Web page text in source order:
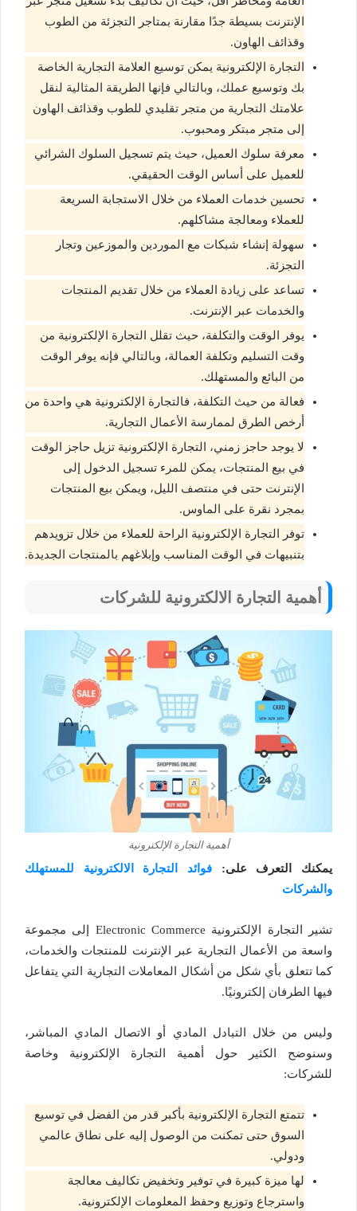
الإنترنت بسيطة جدًا مقارنة بمتاجر التجزئة من الطوب
وقذائف الهاون.
التجارة الإلكترونية يمكن توسيع العلامة التجارية الخاصة
بك وتوسيع عملك، وبالتالي فإنها الطريقة المثالية لنقل
علامتك التجارية من متجر تقليدي للطوب وقذائف الهاون
إلى متجر مبتكر ومحبوب.
معرفة سلوك العميل، حيث يتم تسجيل السلوك الشرائي
للعميل على أساس الوقت الحقيقي.
تحسين خدمات العملاء من خلال الاستجابة السريعة
للعملاء ومعالجة مشاكلهم.
سهولة إنشاء شبكات مع الموردين والموزعين وتجار
التجزئة.
تساعد على زيادة العملاء من خلال تقديم المنتجات
والخدمات عبر الإنترنت.
يوفر الوقت والتكلفة، حيث تقلل التجارة الإلكترونية من
وقت التسليم وتكلفة العمالة، وبالتالي فإنه يوفر الوقت
من البائع والمستهلك.
فعالة من حيث التكلفة، فالتجارة الإلكترونية هي واحدة من
أرخص الطرق لممارسة الأعمال التجارية.
لا يوجد حاجز زمني، التجارة الإلكترونية تزيل حاجز الوقت
في بيع المنتجات، يمكن للمرء تسجيل الدخول إلى
الإنترنت حتى في منتصف الليل، ويمكن بيع المنتجات
بمجرد نقرة على الماوس.
توفر التجارة الإلكترونية الراحة للعملاء من خلال تزويدهم
بتنبيهات في الوقت المناسب وإبلاغهم بالمنتجات الجديدة.
أهمية التجارة الالكترونية للشركات
أهمية التجارة الإلكترونية
يمكنك التعرف على: فوائد التجارة الالكترونية للمستهلك
والشركات
تشير التجارة الإلكترونية Electronic Commerce إلى مجموعة
واسعة من الأعمال التجارية عبر الإنترنت للمنتجات والخدمات،
كما تتعلق بأي شكل من أشكال المعاملات التجارية التي يتفاعل
فيها الطرفان إلكترونيًا.
وليس من خلال التبادل المادي أو الاتصال المادي المباشر،
وسنوضح الكثير حول أهمية التجارة الإلكترونية وخاصة
للشركات:
تتمتع التجارة الإلكترونية بأكبر قدر من الفضل في توسيع
السوق حتى تمكنت من الوصول إليه على نطاق عالمي
ودولي.
لها ميزة كبيرة في توفير وتخفيض تكاليف معالجة
واسترجاع وتوزيع وحفظ المعلومات الإلكترونية.